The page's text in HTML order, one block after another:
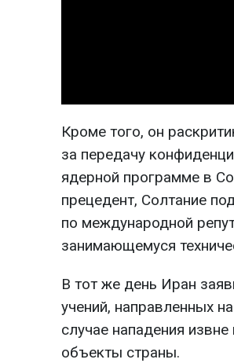
Кроме того, он
за передачу
ядерной программе в
прецедент, Солтание
по международной
занимающемуся
В тот же день Иран
учений, направленных
случае нападения
объекты страны.